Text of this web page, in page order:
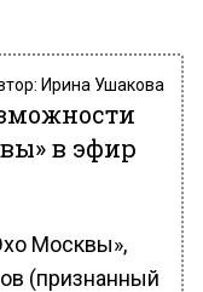
Ирина Ушакова
в эфир
Москвы»,
(признанный